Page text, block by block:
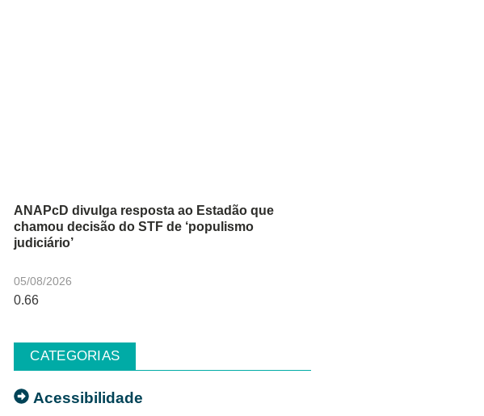
ANAPcD divulga resposta ao Estadão que
chamou decisão do STF de ‘populismo
judiciário’
05/08/2026
CATEGORIAS
Acessibilidade